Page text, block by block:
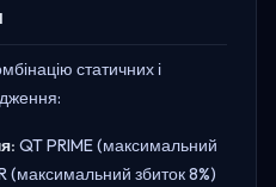
статичних і
QT PRIME (максимальний
(максимальний збиток 8%)